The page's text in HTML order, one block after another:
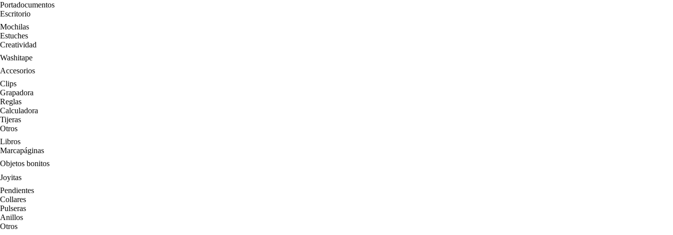
Portadocumentos
Escritorio
Mochilas
Estuches
Creatividad
Washitape
Accesorios
Clips
Grapadora
Reglas
Calculadora
Tijeras
Otros
Libros
Marcapáginas
Objetos bonitos
Joyitas
Pendientes
Collares
Pulseras
Anillos
Otros